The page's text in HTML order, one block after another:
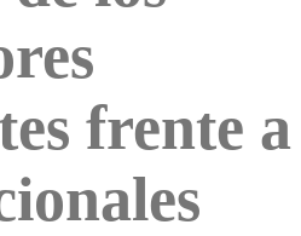
frente a